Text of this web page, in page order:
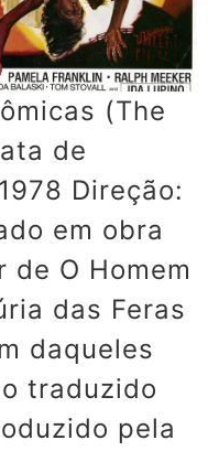
(The
de
Direção:
em obra
de O Homem
das Feras
daqueles
traduzido
pela